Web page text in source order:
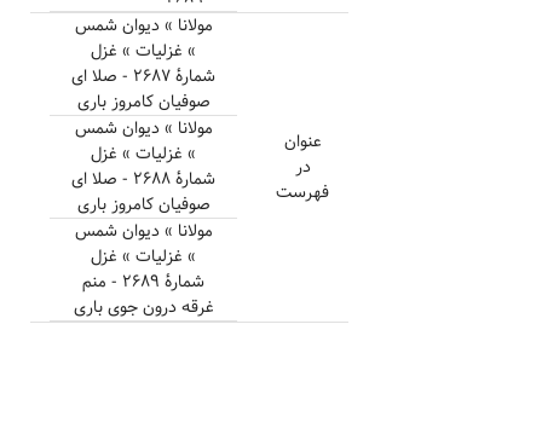
عنوان
در
فهرست
مولانا » دیوان شمس
» غزلیات » غزل
شمارهٔ ۲۶۸۷ - صلا ای
صوفیان کامروز باری
مولانا » دیوان شمس
» غزلیات » غزل
شمارهٔ ۲۶۸۸ - صلا ای
صوفیان کامروز باری
مولانا » دیوان شمس
» غزلیات » غزل
شمارهٔ ۲۶۸۹ - منم
غرقه درون جوی باری